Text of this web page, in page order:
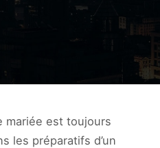
mariée est toujours
les préparatifs d’un